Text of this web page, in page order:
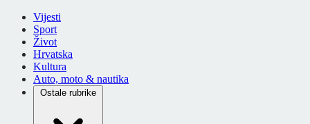
Vijesti
Sport
Život
Hrvatska
Kultura
Auto, moto & nautika
Ostale rubrike